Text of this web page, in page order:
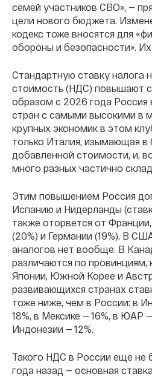
семей участников СВО», —
цели нового бюджета.
кодекс тоже вносятся для
обороны и безопасности». Их
Стандартную ставку налога
стоимость (НДС) повышают с
образом с 2026 года Россия
стран с самыми высокими в
крупных экономик в этом
только Италия, изымающая
добавленной стоимости, и,
много разных частично
Этим повышением Россия
Испанию и Нидерланды
также оторвется от
(20%) и Германии (19%). В
аналогов нет вообще. В
различаются по провинциям,
Японии, Южной Корее и
развивающихся странах
тоже ниже, чем в России: в
18%, в Мексике — 16%, в ЮАР
Индонезии — 12%.
Такого НДС в России еще не
года назад — основная